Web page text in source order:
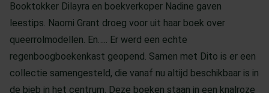
Booktokker Dilayra en boekverkoper Nadine gaven
leestips. Naomi Grant droeg voor uit haar boek over
queerrolmodellen. En….. Er werd een echte
regenboogboekenkast geopend. Samen met Dito is er een
collectie samengesteld, die vanaf nu altijd beschikbaar is in
de bieb in het centrum. Deze boeken staan in een knalroze